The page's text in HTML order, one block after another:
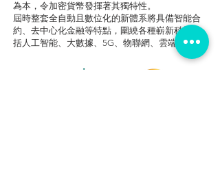
為本，令加密貨幣發揮著其獨特性。
屆時整套全自動且數位化的新體系將具備智能合
約、去中心化金融等特點，圍繞各種嶄新科技包
括人工智能、大數據、5G、物聯網、雲端計算。